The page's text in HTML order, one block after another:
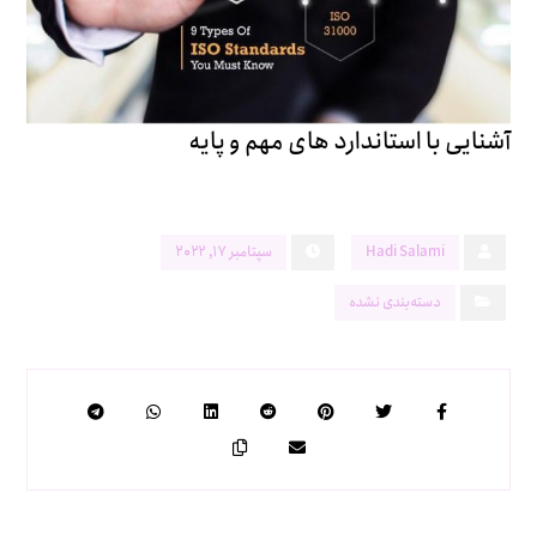
آشنایی با استاندارد های مهم و پایه
Hadi Salami سپتامبر ۱۷, ۲۰۲۲
دسته‌بندی نشده